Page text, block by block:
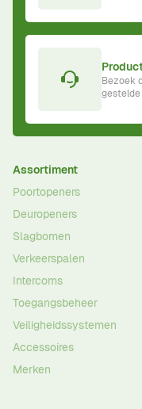
Bezoek
gestelde
Assortiment
Poortopeners
Deuropeners
Slagbomen
Verkeerspalen
Intercoms
Toegangsbeheer
Veiligheidssystemen
Accessoires
Merken